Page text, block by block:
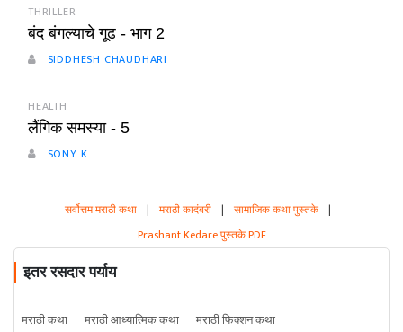
THRILLER
बंद बंगल्याचे गूढ - भाग 2
SIDDHESH CHAUDHARI
HEALTH
लैंगिक समस्या - 5
SONY K
सर्वोत्तम मराठी कथा | मराठी कादंबरी | सामाजिक कथा पुस्तके |
Prashant Kedare पुस्तके PDF
इतर रसदार पर्याय
मराठी कथा मराठी आध्यात्मिक कथा
मराठी फिक्शन कथा